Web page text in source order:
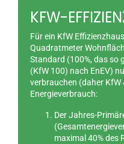
KFW-
Für ein KfW
Quadratmeter
Standard (100%, das so
(KfW 100) nach EnEV)
verbrauchen (daher KfW
Energieverbrauch:
Der Jahres-
maximal 40% des